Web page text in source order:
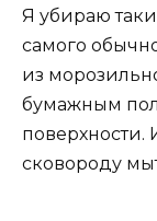
Я убираю
самого
из
бумажным
поверхности.
сковороду